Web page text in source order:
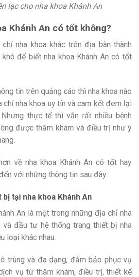
lạc cho nha khoa Khánh An
Khánh An có tốt không?
nha khoa khác trên địa bàn thành
để biết nha khoa Khánh An có tốt
tin trên quảng cáo thì nha khoa nào
chỉ nha khoa uy tín và cam kết đem lại
thực tế thì vẫn rất nhiều bệnh
được thăm khám và điều trị như ý
về nha khoa Khánh An có tốt hay
với những thông tin sau đây.
tại nha khoa Khánh An
An là một trong những địa chỉ nha
và đầu tư hệ thống trang thiết bị nha
loại khác nhau.
trùng và đa dạng, đảm bảo phục vụ
vụ từ thăm khám, điều trị, thiết kế